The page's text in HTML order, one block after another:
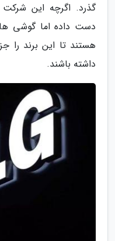
گذرد. اگرچه این شرکت
دست داده اما گوشی
هستند تا این برند را
داشته باشند.